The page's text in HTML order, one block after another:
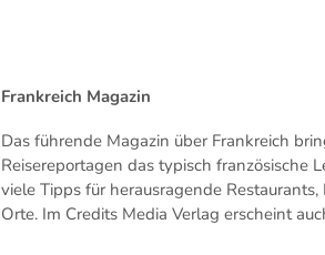
Frankreich Magazin
Das führende Magazin über Frankreich
Reisereportagen das typisch französische
viele Tipps für herausragende
Orte. Im Credits Media Verlag erscheint